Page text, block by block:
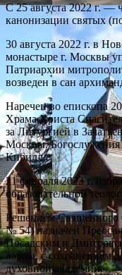
С 25 августа 2022 г. —
канонизации святых
30 августа 2022 г. в
монастыре г. Москвы
Патриархии
возведен в сан
Наречен во епископа
Храма Христа
за Литургией в
Москвы. Богослужения
Кирилл.
21 февраля 2023 г.
образовательной
Решением Священного
№ 54) назначен
Посадским и
лавры, с сохранением
духовной академии.